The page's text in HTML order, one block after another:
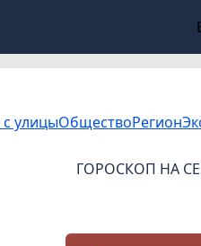
улицыОбществоРегион
ГОРОСКОП НА